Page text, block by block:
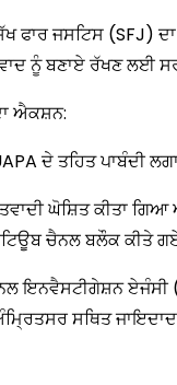
ਫਾਰ ਜਸਟਿਸ (SFJ)
ਨੂੰ ਬਣਾਏ ਰੱਖਣ ਲਈ
ਐਕਸ਼ਨ:
ਦੇ ਤਹਿਤ ਪਾਬੰਦੀ
ਘੋਸ਼ਿਤ ਕੀਤਾ ਗਿਆ
ਚੈਨਲ ਬਲੌਕ ਕੀਤੇ
ਇਨਵੈਸਟੀਗੇਸ਼ਨ ਏਜੰਸੀ
ਸਥਿਤ